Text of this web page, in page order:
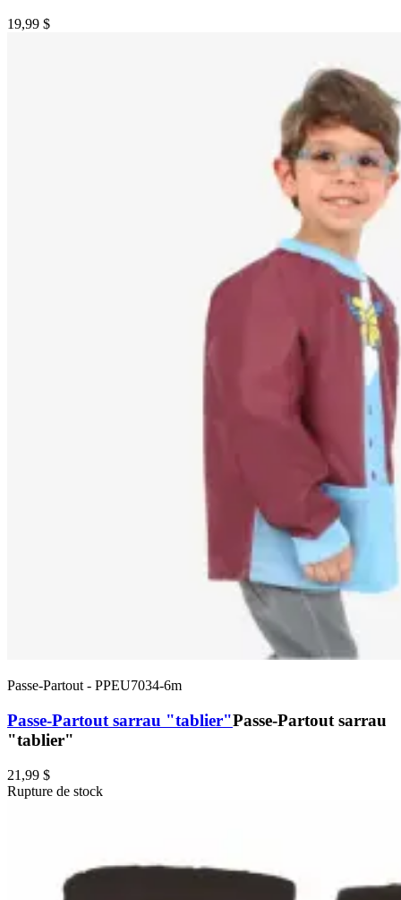
19,99 $
Passe-Partout- PPEU7034-6m
Passe-Partout sarrau "tablier"Passe-Partout sarrau
"tablier"
21,99 $
Rupture de stock